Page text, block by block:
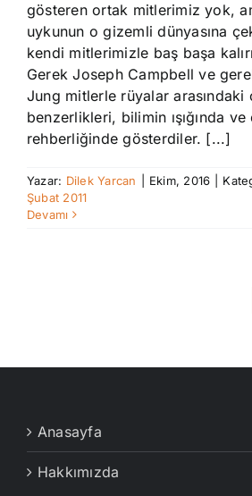
gösteren ortak mitlerimiz yok,
uykunun o gizemli dünyasına
kendi mitlerimizle baş başa
Gerek Joseph Campbell ve
Jung mitlerle rüyalar arasındaki
benzerlikleri, bilimin ışığında
rehberliğinde gösterdiler. [...]
Yazar: Dilek Yarcan Ekim, 2016
Şubat 2011
Devamı
Anasayfa
Hakkımızda